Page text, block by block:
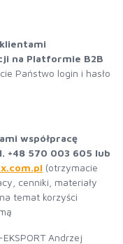
na Platformie B2B
Państwo login i hasło
współpracę
+48 570 003 605 lub
(otrzymacie
cenniki, materiały
temat korzyści
EKSPORT Andrzej